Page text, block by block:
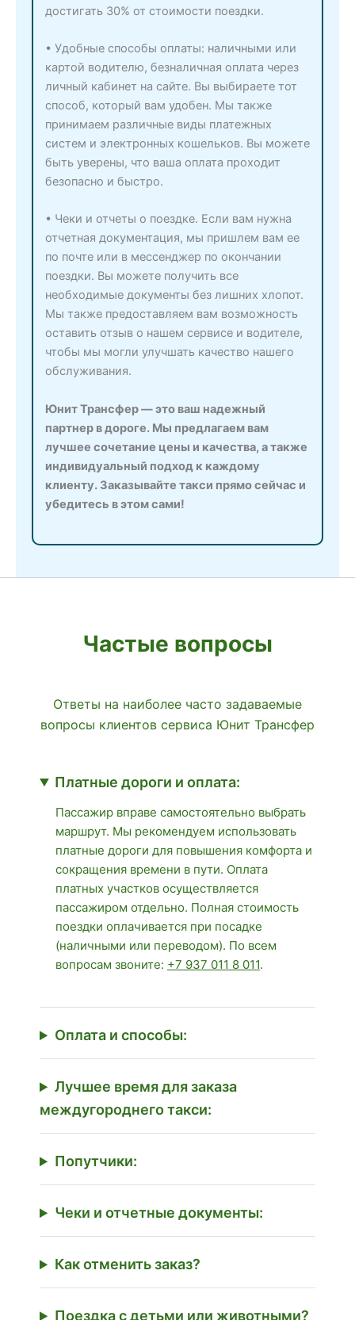
достигать 30% от стоимости поездки.
• Удобные способы оплаты: наличными или
картой водителю, безналичная оплата через
личный кабинет на сайте. Вы выбираете тот
способ, который вам удобен. Мы также
принимаем различные виды платежных
систем и электронных кошельков. Вы можете
быть уверены, что ваша оплата проходит
безопасно и быстро.
• Чеки и отчеты о поездке. Если вам нужна
отчетная документация, мы пришлем вам ее
по почте или в мессенджер по окончании
поездки. Вы можете получить все
необходимые документы без лишних хлопот.
Мы также предоставляем вам возможность
оставить отзыв о нашем сервисе и водителе,
чтобы мы могли улучшать качество нашего
обслуживания.
Юнит Трансфер — это ваш надежный
партнер в дороге. Мы предлагаем вам
лучшее сочетание цены и качества, а также
индивидуальный подход к каждому
клиенту. Заказывайте такси прямо сейчас и
убедитесь в этом сами!
Частые вопросы
Ответы на наиболее часто задаваемые
вопросы клиентов сервиса Юнит Трансфер
Платные дороги и оплата:
Пассажир вправе самостоятельно выбрать
маршрут. Мы рекомендуем использовать
платные дороги для повышения комфорта и
сокращения времени в пути. Оплата
платных участков осуществляется
пассажиром отдельно. Полная стоимость
поездки оплачивается при посадке
(наличными или переводом). По всем
вопросам звоните: +7 937 011 8 011.
Оплата и способы:
Лучшее время для заказа
междугороднего такси:
Попутчики:
Чеки и отчетные документы:
Как отменить заказ?
Поездка с детьми или животными?